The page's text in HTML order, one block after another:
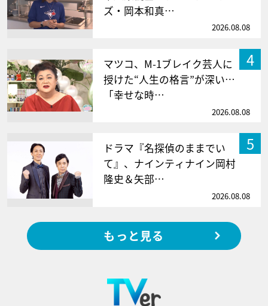
ズ・岡本和真…
2026.08.08
4
マツコ、M-1ブレイク芸人に
授けた“人生の格言”が深い…
「幸せな時…
2026.08.08
5
ドラマ『名探偵のままでい
て』、ナインティナイン岡村
隆史＆矢部…
2026.08.08
もっと見る